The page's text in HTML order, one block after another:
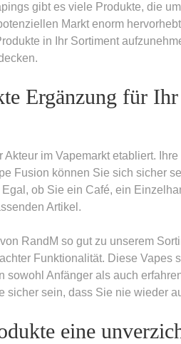
gibt es viele Produkte, die
Markt enorm
in Ihr Sortiment
Ergänzung für
im Vapemarkt etabliert.
Fusion können Sie sich sicher
ob Sie ein Café, ein
Artikel.
RandM so gut zu unserem
Funktionalität. Diese Vapes
sowohl Anfänger als auch
sicher sein, dass Sie nie wieder
eine